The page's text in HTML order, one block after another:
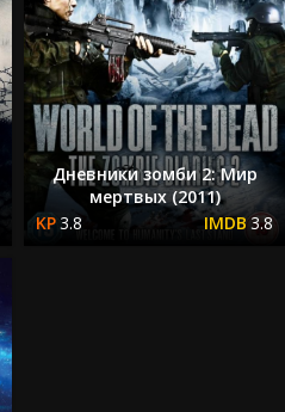
Дневники зомби 2: Мир
мертвых (2011)
3.8
3.8